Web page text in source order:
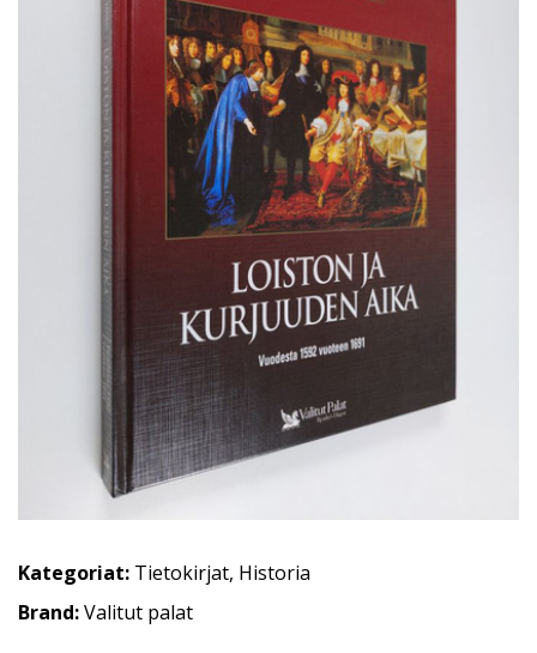
Kategoriat: Tietokirjat, Historia
Brand:Valitut palat